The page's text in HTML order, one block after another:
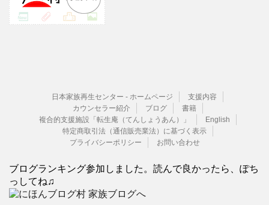
日本家族再生センター - ホームページ
支援内容
カウンセラー紹介
ブログ
書籍
複合的支援施設「転生庵（てんしょうあん）」
English
特定商取引法（通信販売業法）に基づく表示
プライバシーポリシー
お問い合わせ
ブログランキング参加しました。読んで良かったら、ぽち
っしてね♫